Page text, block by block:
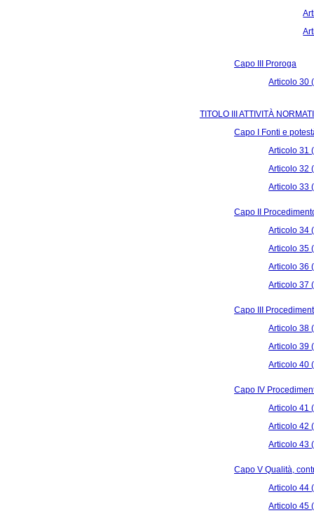
Capo III Proroga
Articolo 30
TITOLO III ATTIVITÀ
Capo I Fonti e
Articolo 31
Articolo 32
Articolo 33
Capo II
Articolo 34
Articolo 35
Articolo 36
Articolo 37
Capo III
Articolo 38
Articolo 39
Articolo 40
Capo IV
Articolo 41
Articolo 42
Articolo 43
Capo V Qualità,
Articolo 44
Articolo 45